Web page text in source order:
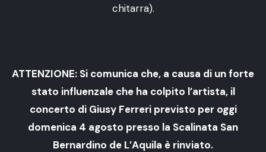
chitarra).
ATTENZIONE: Si comunica che, a causa di un forte
stato influenzale che ha colpito l’artista, il
concerto di Giusy Ferreri previsto per oggi
domenica 4 agosto presso la Scalinata San
Bernardino de L’Aquila è rinviato.